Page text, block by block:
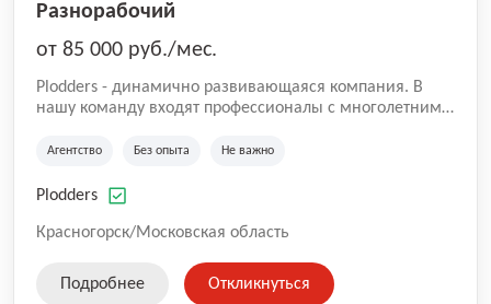
Разнорабочий
от 85 000 руб./мес.
Plodders - динамично развивающаяся компания. В
нашу команду входят профессионалы с многолетним
на рынке аутсорсинга, а накопленный опыт позволяют
оказываемых услуг.
Агентство Без опыта Не важно
Plodders
Красногорск/Московская область
Подробнее Откликнуться